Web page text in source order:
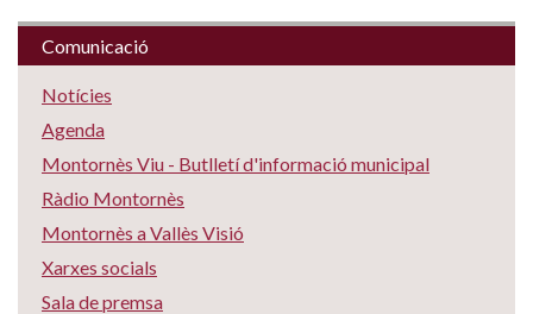
Comunicació
Notícies
Agenda
Montornès Viu - Butlletí d'informació municipal
Ràdio Montornès
Montornès a Vallès Visió
Xarxes socials
Sala de premsa